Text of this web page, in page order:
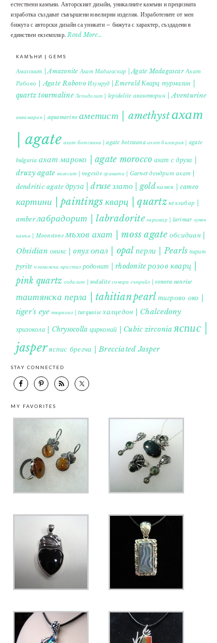
естествени камъни. Авторският дизайн, уникалните камъни и прецизната
изработка създават съвършени ювелирни изделия. Изработените от мен
бижута с авторски дизайн са уникати – бижута с характер, създадени в
единствен екземпляр.Read More…
КАМЪНИ | GEMS
Амазонит | Amazonite Ахат Мадагаскар | Agate Madagascar Ахат
Рабово | Agate Rabovo Изумруд | Emerald Кварц турмалин |
quartz tourmaline Лепидолит | lepidolite авантюрин | Aventurine
аквамарин | aquamarine аметист | amethystахат
| agate ахат ботсвана | agate botswana ахат българия | agate
bulgaria ахат мароко | agate morocco ахат с друза |
druzy agate вогесит | vogesite гранати | Garnet дендрит ахат |
dendritic agate друза | druse злато | gold камея | cameo
картини | paintings кварц | quartzкехлибар |
amberлабрадорит | labradorite ларимар | larimar лунен
камък | Moonstone мъхов ахат | moss agate обсидиан |
Obsidian оникс | onyxопал | opal перли | Pearls пирит |
pyrite планински кристал родонит | rhodonite розов кварц |
pink quartz содалит | sodalite сонора сънрайз | sonora sunrise
таитянска перла | tahitian pearl тигрово око |
tiger's eye тюркоаз | turquoise халцедон | Chalcedony
хризокола | Chrysocolla цирконий | Cubic zirconia яспис |
jasperяспис брегча | Brecciated Jasper
STAY CONNECTED
MY FAVORITES